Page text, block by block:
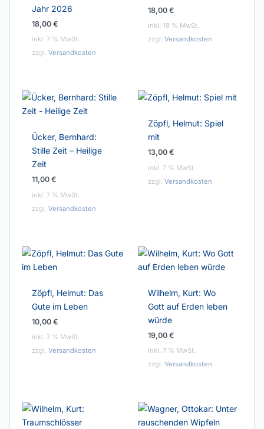
Jahr 2026
18,00 €
inkl. 7 % MwSt.
zzgl. Versandkosten
18,00 €
inkl. 19 % MwSt.
zzgl. Versandkosten
Ücker, Bernhard:
Stille Zeit – Heilige
Zeit
11,00 €
inkl. 7 % MwSt.
zzgl. Versandkosten
Zöpfl, Helmut: Spiel
mit
13,00 €
inkl. 7 % MwSt.
zzgl. Versandkosten
Zöpfl, Helmut: Das
Gute im Leben
10,00 €
inkl. 7 % MwSt.
zzgl. Versandkosten
Wilhelm, Kurt: Wo
Gott auf Erden leben
würde
19,00 €
inkl. 7 % MwSt.
zzgl. Versandkosten